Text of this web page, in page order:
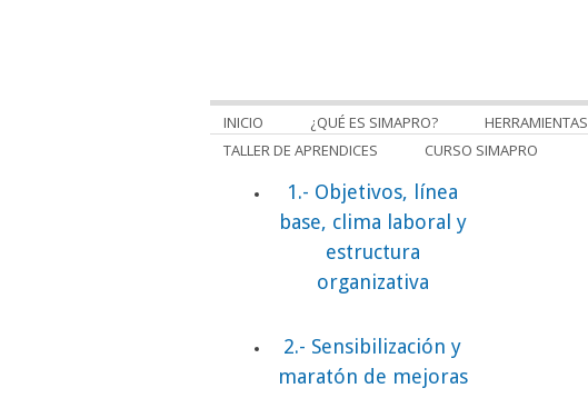
INICIO ¿QUÉ ES SIMAPRO? HERRAMIENTAS
TALLER DE APRENDICES
CURSO SIMAPRO
1.- Objetivos, línea
base, clima laboral y
estructura
organizativa
2.- Sensibilización y
maratón de mejoras